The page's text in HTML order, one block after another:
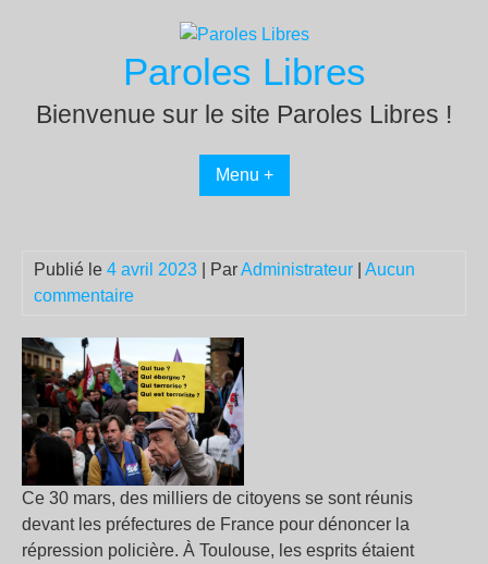
Paroles Libres
Bienvenue sur le site Paroles Libres !
Menu +
Publié le 4 avril 2023 | ParAdministrateur
Aucun
commentaire
Ce 30 mars, des milliers de citoyens se sont réunis
devant les préfectures de France pour dénoncer la
répression policière. À Toulouse, les esprits étaient